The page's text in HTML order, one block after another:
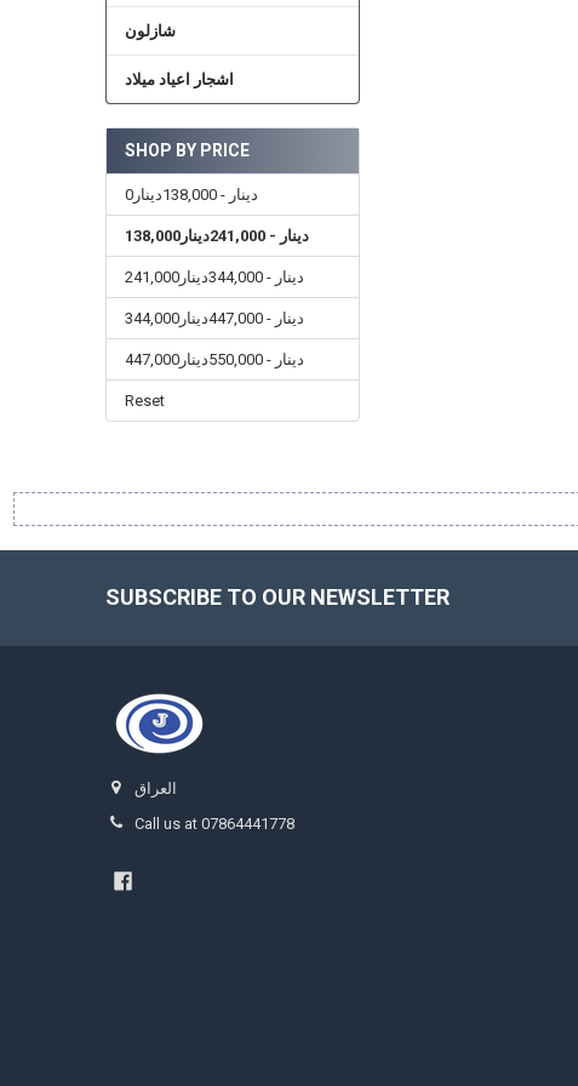
شازلون
اشجار اعياد ميلاد
SHOP BY PRICE
0دينار - 138,000دينار
138,000دينار - 241,000دينار
241,000دينار - 344,000دينار
344,000دينار - 447,000دينار
447,000دينار - 550,000دينار
Reset
SUBSCRIBE TO OUR NEWSLETTER
العراق
Call us at 07864441778